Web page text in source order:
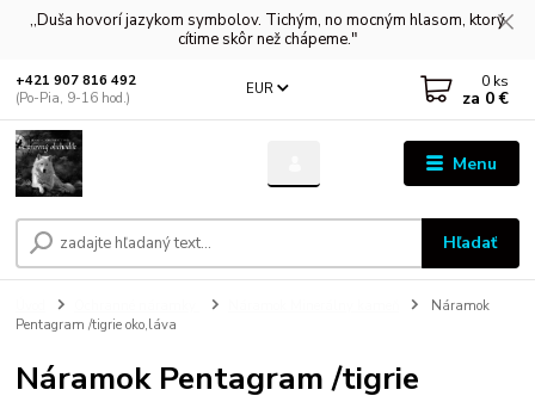
,,Duša hovorí jazykom symbolov. Tichým, no mocným hlasom, ktorý
cítime skôr než chápeme."
Menu
EUR
Hľadať
+421 907 816 492
(Po-Pia, 9-16 hod.)
0 ks
za 0 €
Náramok
Pentagram /tigrie oko,láva
Náramok Pentagram /tigrie